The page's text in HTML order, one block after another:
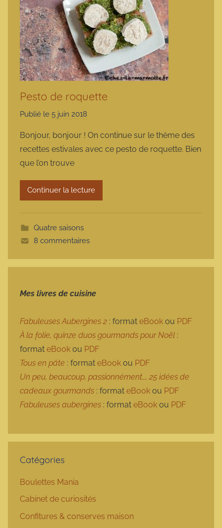
Pesto de roquette
Publié le 5 juin 2018
r
m
r
m
e
Bonjour, bonjour ! On continue sur le thème des
recettes estivales avec ce pesto de roquette. Bien
que l’on trouve
Continuer la lecture
Quatre saisons
8 commentaires
Mes livres de cuisine
Fabuleuses Aubergines 2 : format eBook ou PDF
À la folie, quinze duos gourmands pour Noël :
format eBook ou PDF
Tous en pâte : format eBook ou PDF
Un peu, beaucoup, passionnément…, 25 idées de
cadeaux gourmands : format eBook ou PDF
Fabuleuses aubergines : format eBook ou PDF
Catégories
Boulettes Mania
Cabinet de curiosités
Confitures & conserves maison